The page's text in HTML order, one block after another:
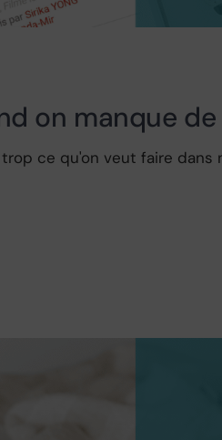
on manque
ce qu'on veut faire